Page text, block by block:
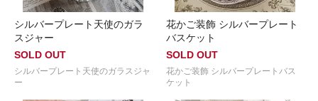
シルバープレート天使のガラ
スジャー
SOLD OUT
シルバープレート天使のガラスジャ
ー
花かご装飾 シルバープレート
バスケット
SOLD OUT
花かご装飾 シルバープレートバス
ケット